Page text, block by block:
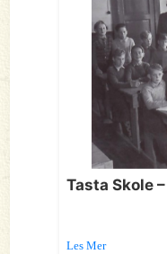
Tasta Skole
Les Mer